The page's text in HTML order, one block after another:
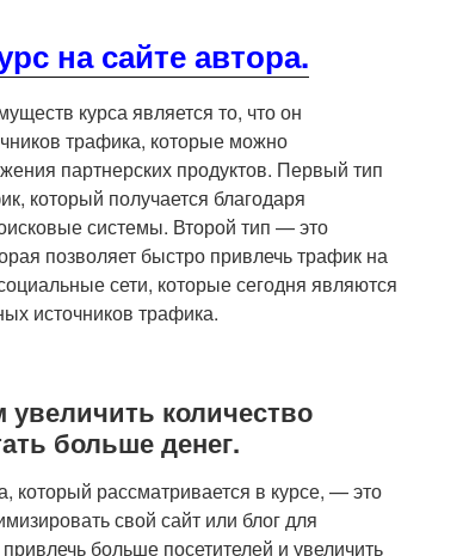
на сайте автора.
курса является то, что он
трафика, которые можно
партнерских продуктов. Первый тип
который получается благодаря
системы. Второй тип — это
позволяет быстро привлечь трафик на
сети, которые сегодня являются
источников трафика.
количество
больше денег.
который рассматривается в курсе, — это
свой сайт или блог для
больше посетителей и увеличить